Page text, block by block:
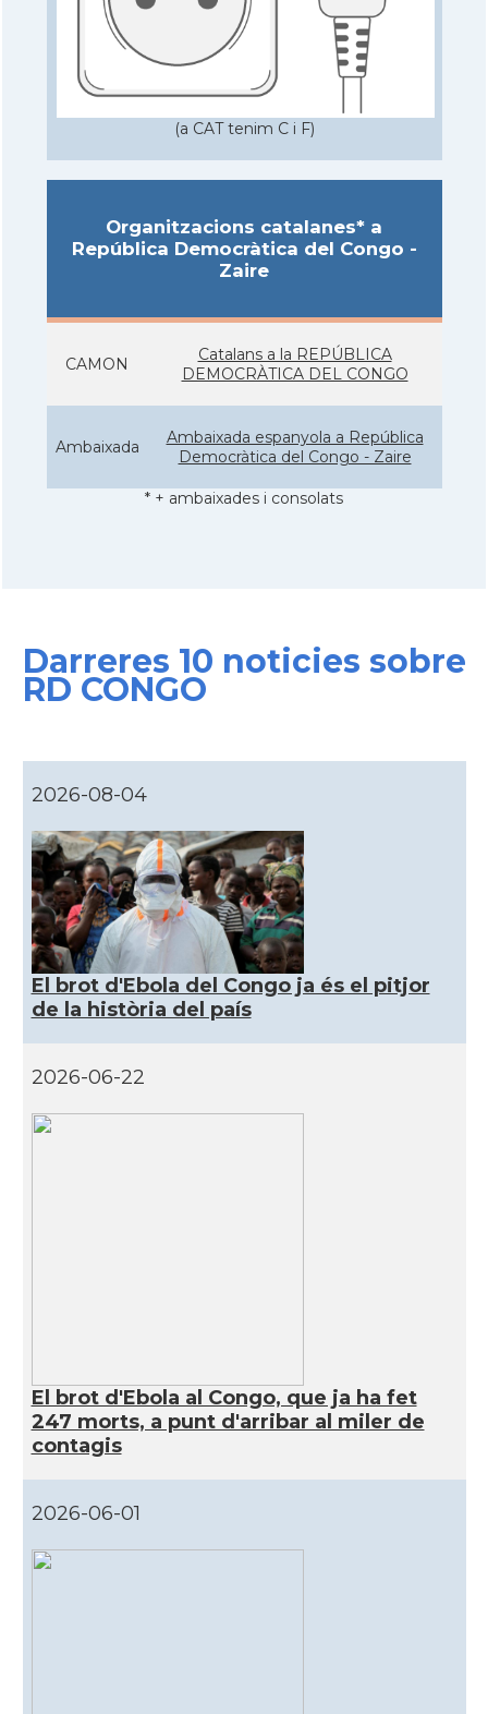
(a CAT tenim C i F)
Organitzacions catalanes* a
República Democràtica del Congo -
Zaire
CAMON
Catalans a la REPÚBLICA
DEMOCRÀTICA DEL CONGO
Ambaixada
Ambaixada espanyola a República
Democràtica del Congo - Zaire
* + ambaixades i consolats
Darreres 10 noticies sobre
RD CONGO
2026-08-04
El brot d'Ebola del Congo ja és el pitjor
de la història del país
2026-06-22
El brot d'Ebola al Congo, que ja ha fet
247 morts, a punt d'arribar al miler de
contagis
2026-06-01